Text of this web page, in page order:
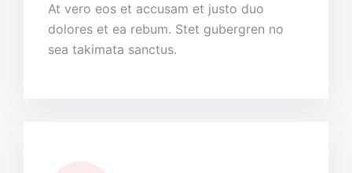
At vero eos et accusam et justo duo
dolores et ea rebum. Stet gubergren no
sea takimata sanctus.